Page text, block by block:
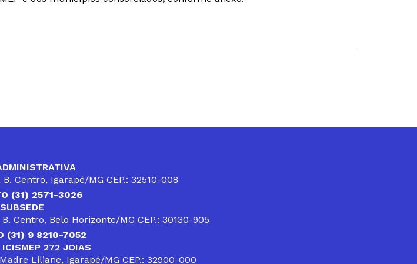
Centro, Igarapé/MG CEP.: 32510-008
(31) 2571-3026
SUBSEDE
Centro, Belo Horizonte/MG CEP.: 30130-905
(31) 9 8210-7052
272 JOIAS
Liliane, Igarapé/MG CEP.: 32900-000